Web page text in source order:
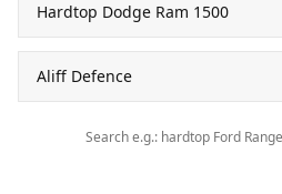
Hardtop Dodge Ram 1500
Aliff Defence
Search e.g.: hardtop Ford